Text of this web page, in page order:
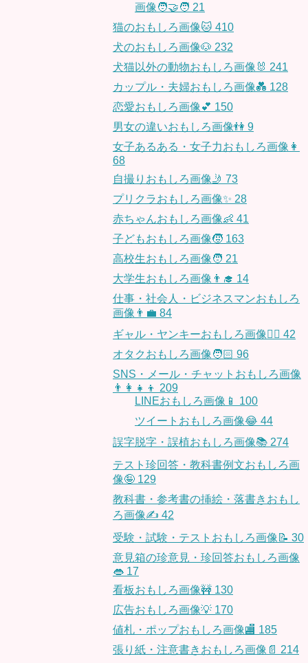
画像🧑‍🤝‍🧑 21
猫のおもしろ画像🐱 410
犬のおもしろ画像🐶 232
犬猫以外の動物おもしろ画像🐰 241
カップル・夫婦おもしろ画像💑 128
恋愛おもしろ画像💕 150
男女の違いおもしろ画像👫 9
女子あるある・女子力おもしろ画像👩
68
自撮りおもしろ画像🤳 73
プリクラおもしろ画像✨ 28
赤ちゃんおもしろ画像👶 41
子どもおもしろ画像🧒 163
高校生おもしろ画像🧑 21
大学生おもしろ画像👨‍🎓 14
仕事・社会人・ビジネスマンおもしろ
画像👨‍💼 84
ギャル・ヤンキーおもしろ画像👱‍♀️ 42
オタクおもしろ画像🧑🏻 96
SNS・メール・チャットおもしろ画像
👨‍👩‍👧‍👦 209
LINEおもしろ画像📱 100
ツイートおもしろ画像😂 44
誤字脱字・誤植おもしろ画像📚 274
テスト珍回答・教科書例文おもしろ画
像🤪 129
教科書・参考書の挿絵・落書きおもし
ろ画像✍️ 42
受験・試験・テストおもしろ画像📝 30
意見箱の珍意見・珍回答おもしろ画像
👄 17
看板おもしろ画像🚧 130
広告おもしろ画像💡 170
値札・ポップおもしろ画像🏬 185
張り紙・注意書きおもしろ画像📄 214